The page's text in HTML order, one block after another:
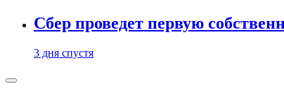
Сбер проведет первую
3 дня спустя